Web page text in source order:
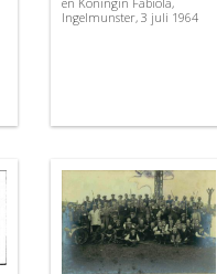
Ingelmunster, 3 juli 1964